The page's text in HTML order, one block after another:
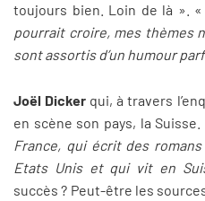
toujours bien. Loin de là ». «
pourrait croire, mes thèmes
sont assortis d’un humour
Joël Dicker qui, à travers
en scène son pays, la Suisse.
France, qui écrit des
Etats Unis et qui vit en
succès ? Peut-être les